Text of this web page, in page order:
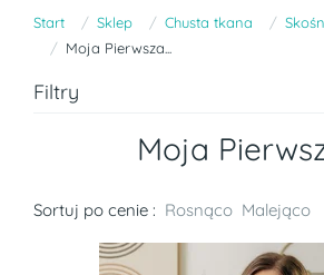
Start Sklep Chusta tkana
Moja Pierwsza...
Filtry
Moja
Sortuj po cenie : Rosnąco Malejąco